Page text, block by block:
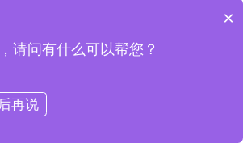
×
请问有什么可以帮您？
再说